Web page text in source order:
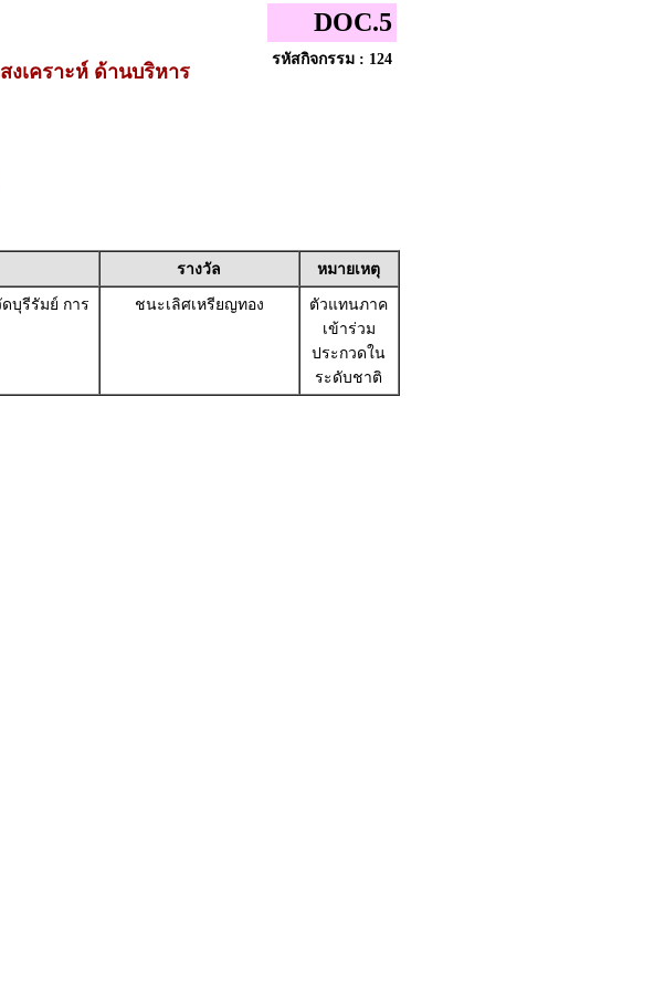
งเคราะห์ ด้านบริหาร
DOC.5
รหัสกิจกรรม : 124
รางวัล
หมายเหตุ
บุรีรัมย์ การ
ชนะเลิศเหรียญทอง
ตัวแทนภาค
เข้าร่วม
ประกวดใน
ระดับชาติ